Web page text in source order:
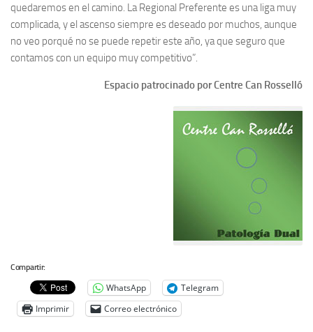
quedaremos en el camino. La Regional Preferente es una liga muy
complicada, y el ascenso siempre es deseado por muchos, aunque
no veo porqué no se puede repetir este año, ya que seguro que
contamos con un equipo muy competitivo”.
Espacio patrocinado por Centre Can Rosselló
Compartir:
WhatsApp
Telegram
Imprimir
Correo electrónico